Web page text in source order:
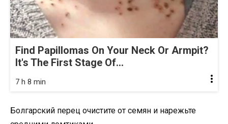
Find Papillomas On Your Neck Or Armpit?
It's The First Stage Of...
7 h 8 min
Болгарский перец очистите от семян и нарежьте